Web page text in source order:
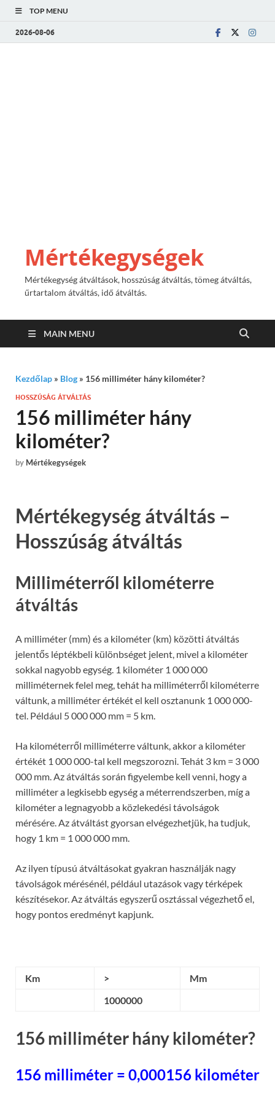
TOP MENU
2026-08-06
Mértékegységek
Mértékegység átváltások, hosszúság átváltás, tömeg átváltás,
űrtartalom átváltás, idő átváltás.
MAIN MENU
Kezdőlap » Blog » 156 milliméter hány kilométer?
HOSSZÚSÁG ÁTVÁLTÁS
156 milliméter hány
kilométer?
by Mértékegységek
Mértékegység átváltás –
Hosszúság átváltás
Milliméterről kilométerre
átváltás
A milliméter (mm) és a kilométer (km) közötti átváltás
jelentős léptékbeli különbséget jelent, mivel a kilométer
sokkal nagyobb egység. 1 kilométer 1 000 000
milliméternek felel meg, tehát ha milliméterről kilométerre
váltunk, a milliméter értékét el kell osztanunk 1 000 000-
tel. Például 5 000 000 mm = 5 km.
Ha kilométerről milliméterre váltunk, akkor a kilométer
értékét 1 000 000-tal kell megszorozni. Tehát 3 km = 3 000
000 mm. Az átváltás során figyelembe kell venni, hogy a
milliméter a legkisebb egység a méterrendszerben, míg a
kilométer a legnagyobb a közlekedési távolságok
mérésére. Az átváltást gyorsan elvégezhetjük, ha tudjuk,
hogy 1 km = 1 000 000 mm.
Az ilyen típusú átváltásokat gyakran használják nagy
távolságok mérésénél, például utazások vagy térképek
készítésekor. Az átváltás egyszerű osztással végezhető el,
hogy pontos eredményt kapjunk.
Km >
Mm
1000000
156 milliméter hány kilométer?
156 milliméter = 0,000156 kilométer